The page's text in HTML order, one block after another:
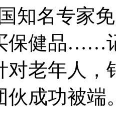
知名专家
保健品……
对老年人
伙成功被